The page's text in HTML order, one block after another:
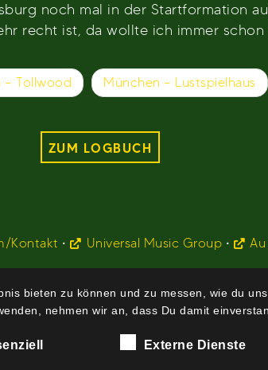
noch mal in der Startformation
recht ist, da wollte ich immer schon
– Tollwood München – Lustspielhaus
ZUM LOGBUCH
Kontakt • Universal Music Group •
bieten zu können und zu messen, wie du
nehmen wir an, dass Du damit
Externe Dienste